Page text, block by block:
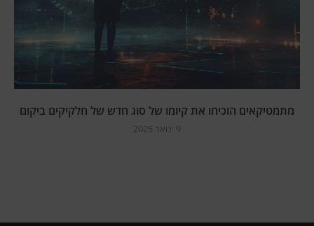
מתמטיקאים הוכיחו את קיומו של סוג חדש של חלקיקים ביקום
9 ינואר 2025